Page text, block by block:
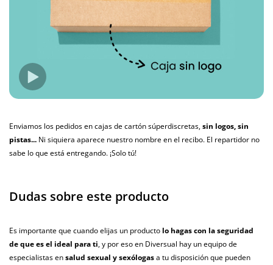
Enviamos los pedidos en cajas de cartón súperdiscretas,sin logos, sin
pistas... Ni siquiera aparece nuestro nombre en el recibo. El repartidor no
sabe lo que está entregando. ¡Solo tú!
Dudas sobre este producto
Es importante que cuando elijas un producto lo hagas con la seguridad
de que es el ideal para ti, y por eso en Diversual hay un equipo de
especialistas ensalud sexual y sexólogasa tu disposición que pueden